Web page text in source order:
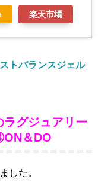
楽天市場
トバランスジェル
ラグジュアリー
＆DO
した。